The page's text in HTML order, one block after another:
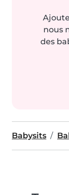
nous
des
Babysits